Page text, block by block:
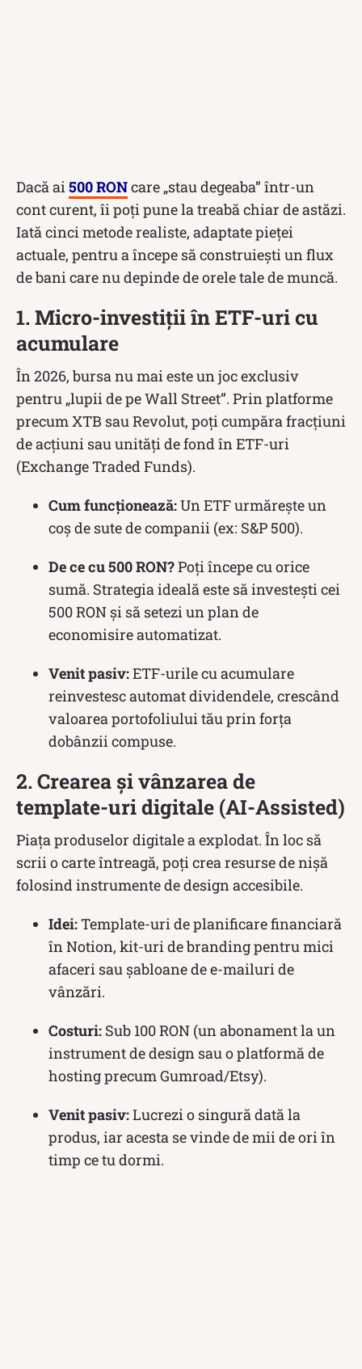
Dacă ai 500 RONcare „stau degeaba” într-un
cont curent, îi poți pune la treabă chiar de astăzi.
Iată cinci metode realiste, adaptate pieței
actuale, pentru a începe să construiești un flux
de bani care nu depinde de orele tale de muncă.
1. Micro-investiții în ETF-uri cu
acumulare
În 2026, bursa nu mai este un joc exclusiv
pentru „lupii de pe Wall Street”. Prin platforme
precum XTB sau Revolut, poți cumpăra fracțiuni
de acțiuni sau unități de fond în ETF-uri
(Exchange Traded Funds).
Cum funcționează:Un ETF urmărește un
coș de sute de companii (ex: S&P 500).
De ce cu 500 RON?Poți începe cu orice
sumă. Strategia ideală este să investești cei
500 RON și să setezi un plan de
economisire automatizat.
Venit pasiv:ETF-urile cu acumulare
reinvestesc automat dividendele, crescând
valoarea portofoliului tău prin forța
dobânzii compuse.
2. Crearea și vânzarea de
template-uri digitale (AI-Assisted)
Piața produselor digitale a explodat. În loc să
scrii o carte întreagă, poți crea resurse de nișă
folosind instrumente de design accesibile.
Idei:Template-uri de planificare financiară
în Notion, kit-uri de branding pentru mici
afaceri sau șabloane de e-mailuri de
vânzări.
Costuri: Sub 100 RON (un abonament la un
instrument de design sau o platformă de
hosting precum Gumroad/Etsy).
Venit pasiv:Lucrezi o singură dată la
produs, iar acesta se vinde de mii de ori în
timp ce tu dormi.